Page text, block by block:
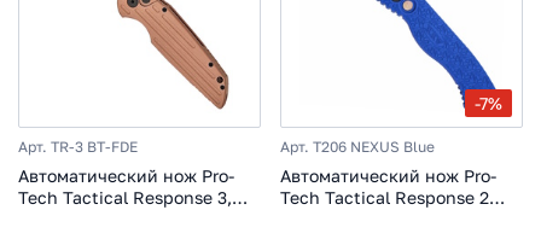
Арт. TR-3 BT-FDE
Автоматический нож Pro-
Tech Tactical Response 3,
-7%
Арт. T206 NEXUS Blue
Автоматический нож Pro-
Tech Tactical Response 2